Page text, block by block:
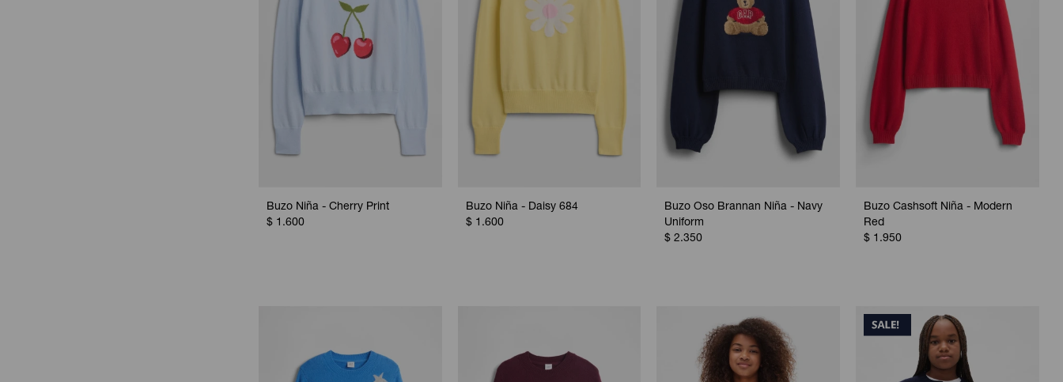
Buzo Niña - Cherry Print
$ 1.600
Buzo Niña - Daisy 684
$ 1.600
Buzo Oso Brannan Niña - Navy
Uniform
$ 2.350
Buzo Cashsoft Niña - Modern
Red
$ 1.950